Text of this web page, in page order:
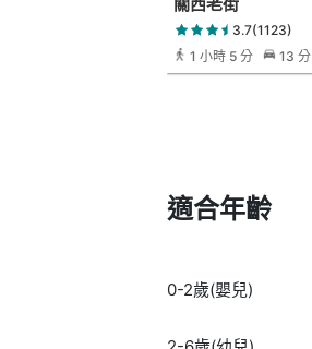
3.7(1123)
1 小時 5 分
13 分
分
適合年齡
0-2歲(嬰兒)